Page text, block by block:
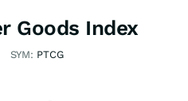
Goods Index
SYM: PTCG